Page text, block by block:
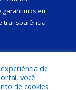
garantimos em
transparência
de
você
de cookies.